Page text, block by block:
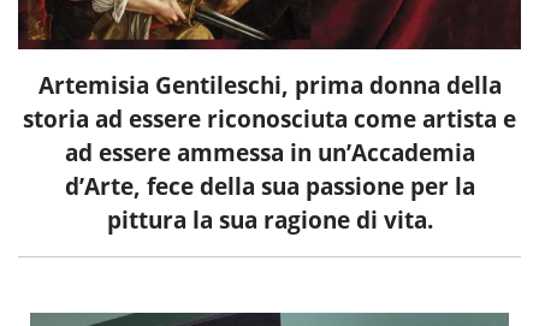
Artemisia Gentileschi, prima donna della
storia ad essere riconosciuta come artista e
ad essere ammessa in un’Accademia
d’Arte, fece della sua passione per la
pittura la sua ragione di vita.